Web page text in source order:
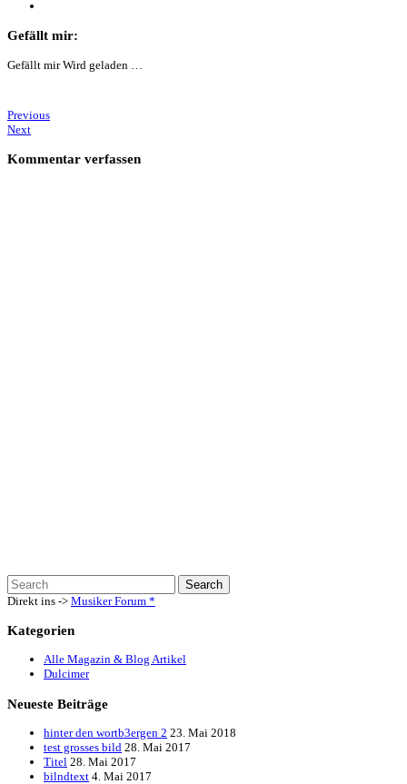
Gefällt mir:
Gefällt mir Wird geladen …
Previous
Next
Kommentar verfassen
Direkt ins -> Musiker Forum *
Kategorien
Alle Magazin & Blog Artikel
Dulcimer
Neueste Beiträge
hinter den wortb3ergen 2 23. Mai 2018
test grosses bild 28. Mai 2017
Titel 28. Mai 2017
bilndtext 4. Mai 2017